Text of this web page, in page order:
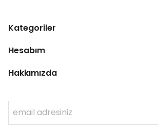
Kategoriler
Hesabım
Hakkımızda